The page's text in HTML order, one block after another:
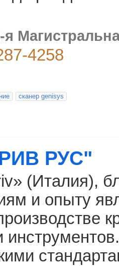
я
4258
сканер genisys
РУС"
(Италия),
и опыту